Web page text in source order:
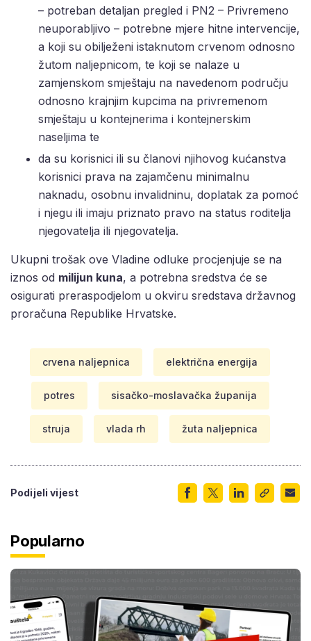
– potreban detaljan pregled i PN2 – Privremeno
neuporabljivo – potrebne mjere hitne intervencije,
a koji su obilježeni istaknutom crvenom odnosno
žutom naljepnicom, te koji se nalaze u
zamjenskom smještaju na navedenom području
odnosno krajnjim kupcima na privremenom
smještaju u kontejnerima i kontejnerskim
naseljima te
da su korisnici ili su članovi njihovog kućanstva
korisnici prava na zajamčenu minimalnu
naknadu, osobnu invalidninu, doplatak za pomoć
i njegu ili imaju priznato pravo na status roditelja
njegovatelja ili njegovatelja.
Ukupni trošak ove Vladine odluke procjenjuje se na
iznos od milijun kuna, a potrebna sredstva će se
osigurati preraspodjelom u okviru sredstava državnog
proračuna Republike Hrvatske.
crvena naljepnica električna energija
potres sisačko-moslavačka županija
struja vlada rh žuta naljepnica
Podijeli vijest
Popularno